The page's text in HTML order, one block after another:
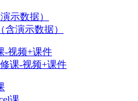
含演示数据）
课-视频+课件